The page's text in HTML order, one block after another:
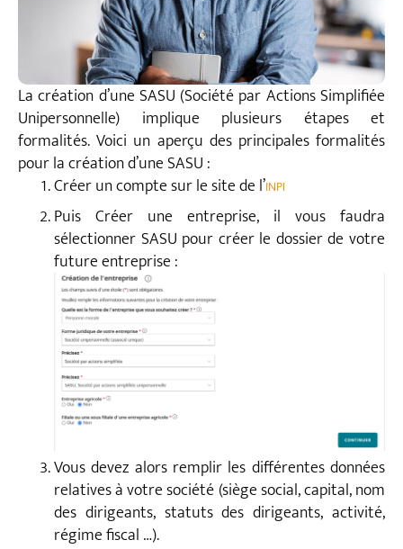
La création d’une SASU (Société par Actions Simplifiée
Unipersonnelle) implique plusieurs étapes et
formalités. Voici un aperçu des principales formalités
pour la création d’une SASU :
Créer un compte sur le site de l’INPI
Puis Créer une entreprise, il vous faudra
sélectionner SASU pour créer le dossier de votre
future entreprise :
Vous devez alors remplir les différentes données
relatives à votre société (siège social, capital, nom
des dirigeants, statuts des dirigeants, activité,
régime fiscal …).